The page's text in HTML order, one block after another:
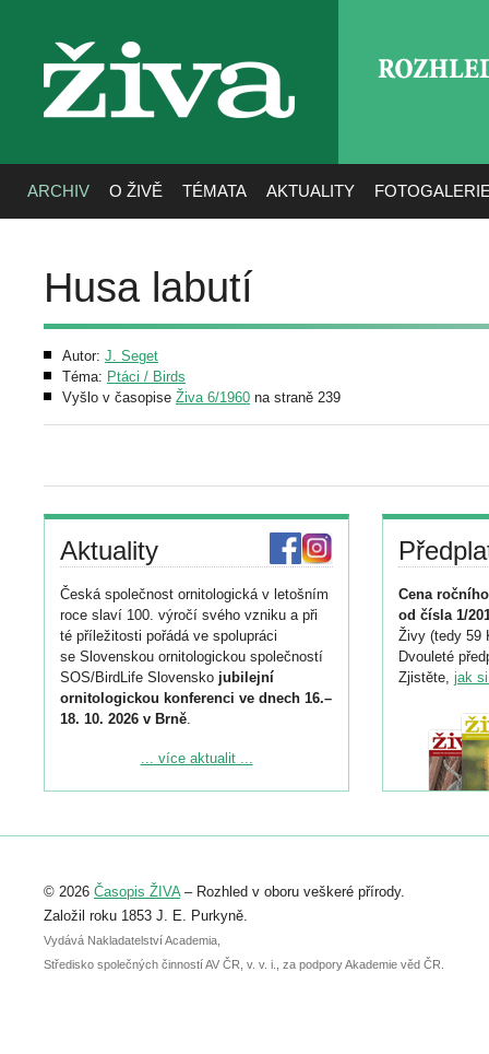
živa
ARCHIV O ŽIVĚ TÉMATA AKTUALITY
Husa labutí
Autor: J. Seget
Téma: Ptáci / Birds
Vyšlo v časopise Živa 6/1960 na straně 239
Aktuality
Česká společnost ornitologická v letošním
roce slaví 100. výročí svého vzniku a při
té příležitosti pořádá ve spolupráci
se Slovenskou ornitologickou společností
SOS/BirdLife Slovensko jubilejní
ornitologickou konferenci ve dnech 16.–
18. 10. 2026 v Brně.
Podrobnější informace ke konferenci
Registrovat se můžete do 6. září.
abstraktu přihlášené přednášky nebo
posteru je už 30. června.
... více aktualit ...
Cena
od čísla 1/
Živy (tedy 59
Dvouleté
Zjistěte, jak
© 2026 Časopis ŽIVA– Rozhled v oboru veškeré přírody.
Založil roku 1853 J. E. Purkyně.
Vydává Nakladatelství Academia,
Středisko společných činností AV ČR, v. v. i., za podpory Akademie věd ČR.